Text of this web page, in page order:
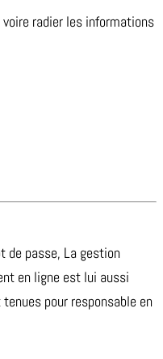
radier les informations
de passe, La gestion
en ligne est lui aussi
pour responsable en